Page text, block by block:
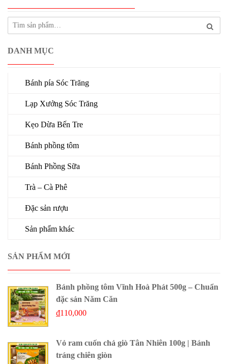
DANH MỤC
Bánh pía Sóc Trăng
Lạp Xưởng Sóc Trăng
Kẹo Dừa Bến Tre
Bánh phồng tôm
Bánh Phồng Sữa
Trà – Cà Phê
Đặc sản rượu
Sản phẩm khác
SẢN PHẨM MỚI
Bánh phồng tôm Vĩnh Hoà Phát 500g – Chuẩn
đặc sản Năm Căn
₫110,000
Vỏ ram cuốn chả giò Tân Nhiên 100g | Bánh
tráng chiên giòn